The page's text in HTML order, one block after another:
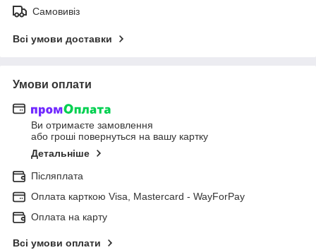
Самовивіз
Всі умови доставки
Умови оплати
Ви отримаєте замовлення
або гроші повернуться на вашу картку
Детальніше
Післяплата
Оплата карткою Visa, Mastercard - WayForPay
Оплата на карту
Всі умови оплати